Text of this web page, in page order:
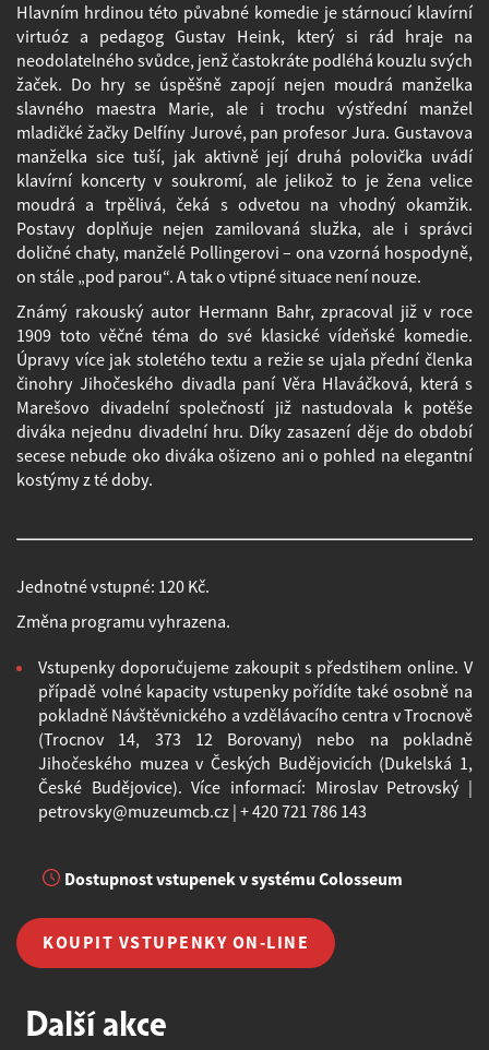
Hlavním hrdinou této půvabné komedie je stárnoucí klavírní
virtuóz a pedagog Gustav Heink, který si rád hraje na
neodolatelného svůdce, jenž častokráte podléhá kouzlu svých
žaček. Do hry se úspěšně zapojí nejen moudrá manželka
slavného maestra Marie, ale i trochu výstřední manžel
mladičké žačky Delfíny Jurové, pan profesor Jura. Gustavova
manželka sice tuší, jak aktivně její druhá polovička uvádí
klavírní koncerty v soukromí, ale jelikož to je žena velice
moudrá a trpělivá, čeká s odvetou na vhodný okamžik.
Postavy doplňuje nejen zamilovaná služka, ale i správci
doličné chaty, manželé Pollingerovi – ona vzorná hospodyně,
on stále „pod parou“. A tak o vtipné situace není nouze.
Známý rakouský autor Hermann Bahr, zpracoval již v roce
1909 toto věčné téma do své klasické vídeňské komedie.
Úpravy více jak stoletého textu a režie se ujala přední členka
činohry Jihočeského divadla paní Věra Hlaváčková, která s
Marešovo divadelní společností již nastudovala k potěše
diváka nejednu divadelní hru. Díky zasazení děje do období
secese nebude oko diváka ošizeno ani o pohled na elegantní
kostýmy z té doby.
Jednotné vstupné: 120 Kč.
Změna programu vyhrazena.
Vstupenky doporučujeme zakoupit s předstihem online. V
případě volné kapacity vstupenky pořídíte také osobně na
pokladně Návštěvnického a vzdělávacího centra v Trocnově
(Trocnov 14, 373 12 Borovany) nebo na pokladně
Jihočeského muzea v Českých Budějovicích (Dukelská 1,
České Budějovice). Více informací: Miroslav Petrovský |
petrovsky@muzeumcb.cz | + 420 721 786 143
Dostupnost vstupenek v systému Colosseum
KOUPIT VSTUPENKY ON-LINE
Další akce